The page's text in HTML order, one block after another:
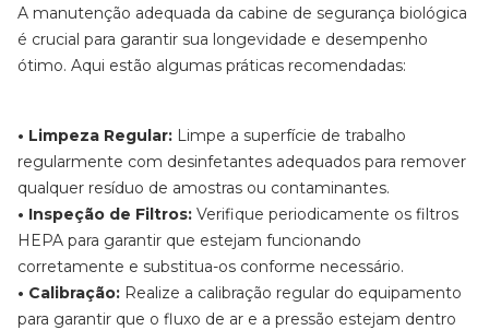
A manutenção adequada da cabine de segurança biológica
é crucial para garantir sua longevidade e desempenho
ótimo. Aqui estão algumas práticas recomendadas:
• Limpeza Regular: Limpe a superfície de trabalho
regularmente com desinfetantes adequados para remover
qualquer resíduo de amostras ou contaminantes.
• Inspeção de Filtros: Verifique periodicamente os filtros
HEPA para garantir que estejam funcionando
corretamente e substitua-os conforme necessário.
• Calibração: Realize a calibração regular do equipamento
para garantir que o fluxo de ar e a pressão estejam dentro